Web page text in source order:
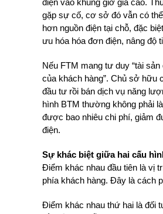
điện vào khung giờ giá cao.
gặp sự cố, cơ sở đó vẫn có
hơn nguồn điện tại chỗ, đặc
ưu hóa hóa đơn điện, nâng độ
Nếu FTM mang tư duy “tài
của khách hàng”. Chủ sở hữu
đầu tư rồi bán dịch vụ năng
hình BTM thường không phải
được bao nhiêu chi phí, giảm
điện.
Sự khác biệt giữa hai cấu
Điểm khác nhau đầu tiên là vị
phía khách hàng. Đây là cách
Điểm khác nhau thứ hai là đối